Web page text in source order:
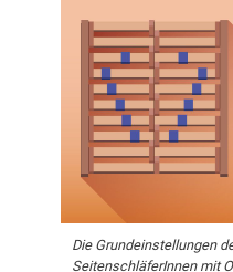
Die Grundeinstellungen
SeitenschläferInnen mit